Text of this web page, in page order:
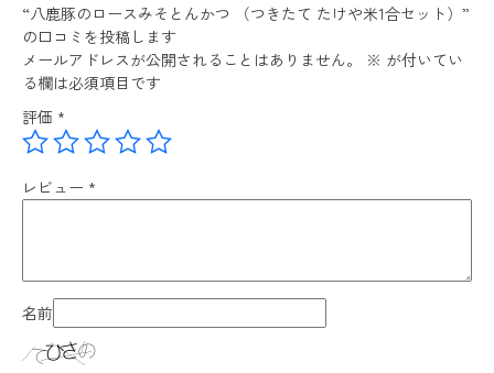
“八鹿豚のロースみそとんかつ （つきたて たけや米1合セット）”
の口コミを投稿します
メールアドレスが公開されることはありません。
※ が付いてい
る欄は必須項目です
評価 *
レビュー *
名前